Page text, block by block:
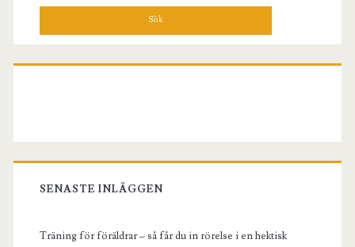
SENASTE INLÄGGEN
Träning för föräldrar – så får du in rörelse i en hektisk